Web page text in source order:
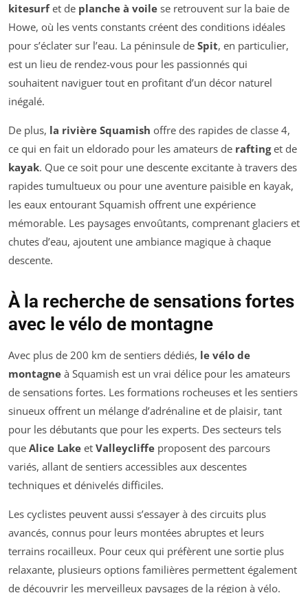
kitesurfet de planche à voile se retrouvent sur la baie de
Howe, où les vents constants créent des conditions idéales
pour s’éclater sur l’eau. La péninsule de Spit, en particulier,
est un lieu de rendez-vous pour les passionnés qui
souhaitent naviguer tout en profitant d’un décor naturel
inégalé.
De plus, la rivière Squamish offre des rapides de classe 4,
ce qui en fait un eldorado pour les amateurs de raftinget de
kayak. Que ce soit pour une descente excitante à travers des
rapides tumultueux ou pour une aventure paisible en kayak,
les eaux entourant Squamish offrent une expérience
mémorable. Les paysages envoûtants, comprenant glaciers et
chutes d’eau, ajoutent une ambiance magique à chaque
descente.
À la recherche de sensations fortes
avec le vélo de montagne
Avec plus de 200 km de sentiers dédiés, le vélo de
montagne à Squamish est un vrai délice pour les amateurs
de sensations fortes. Les formations rocheuses et les sentiers
sinueux offrent un mélange d’adrénaline et de plaisir, tant
pour les débutants que pour les experts. Des secteurs tels
que Alice Lake et Valleycliffe proposent des parcours
variés, allant de sentiers accessibles aux descentes
techniques et dénivelés difficiles.
Les cyclistes peuvent aussi s’essayer à des circuits plus
avancés, connus pour leurs montées abruptes et leurs
terrains rocailleux. Pour ceux qui préfèrent une sortie plus
relaxante, plusieurs options familières permettent également
de découvrir les merveilleux paysages de la région à vélo.